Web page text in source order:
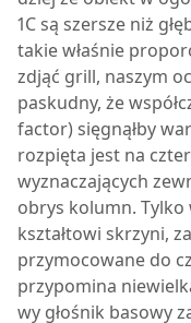
1C są szersze niż
takie właśnie
zdjąć grill, naszym
paskudny, że
factor) sięgnąłby
rozpięta jest na
wyznaczających
obrys kolumn.
kształtowi skrzyni,
przymocowane do
przypomina
wy głośnik basowy